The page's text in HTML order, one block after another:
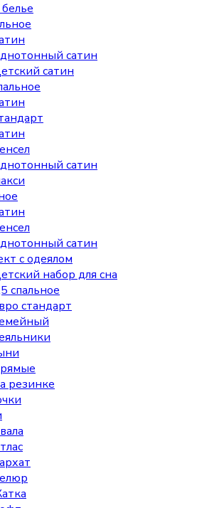
сатин
сатин
сатин
сатин
с одеялом
набор для сна
спальное
стандарт
резинке